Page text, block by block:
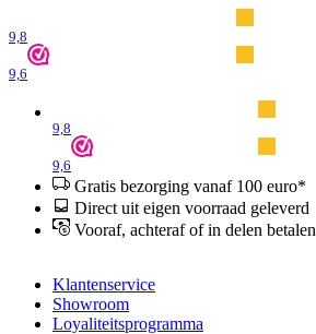
9,8
9,6
9,8
9,6
Gratis bezorging vanaf 100 euro*
Direct uit eigen voorraad geleverd
Vooraf, achteraf of in delen betalen
Klantenservice
Showroom
Loyaliteitsprogramma